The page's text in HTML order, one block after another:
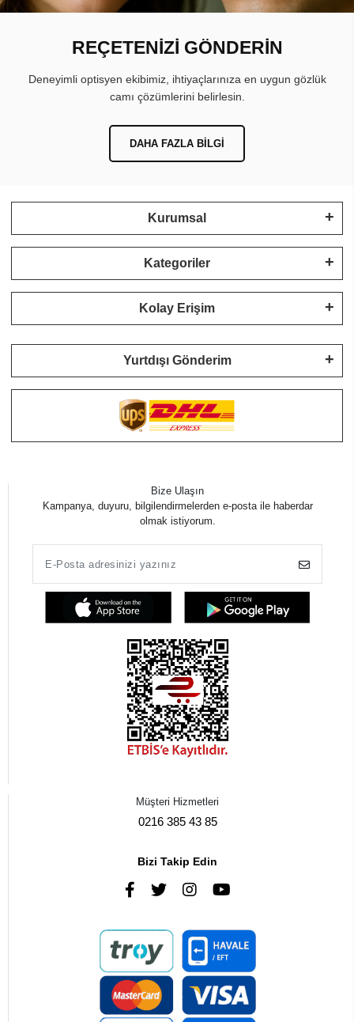
REÇETENİZİ GÖNDERİN
Deneyimli optisyen ekibimiz, ihtiyaçlarınıza en uygun gözlük
camı çözümlerini belirlesin.
DAHA FAZLA BILGI
Kurumsal
Kategoriler
Kolay Erişim
Yurtdışı Gönderim
Bize Ulaşın
Kampanya, duyuru, bilgilendirmelerden e-posta ile haberdar
olmak istiyorum.
Müşteri Hizmetleri
0216 385 43 85
Bizi Takip Edin